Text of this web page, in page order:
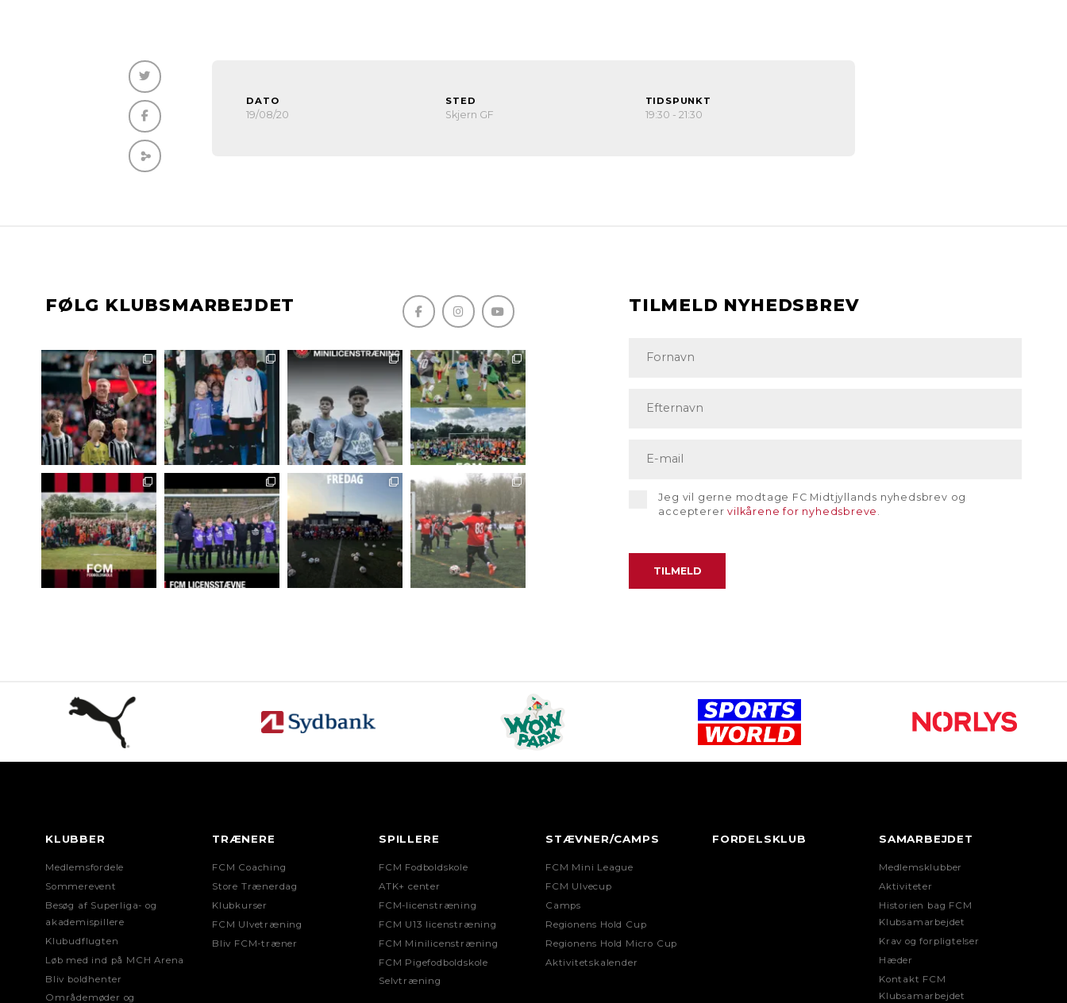
DATO
19/08/20
STED
Skjern GF
TIDSPUNKT
19:30 - 21:30
FØLG KLUBSMARBEJDET TILMELD NYHEDSBREV
Jeg vil gerne modtage FC Midtjyllands nyhedsbrev og
accepterervilkårene for nyhedsbreve .
KLUBBER
Medlemsfordele
Sommerevent
Besøg af Superliga- og
akademispillere
Klubudflugten
Løb med ind på MCH Arena
Bliv boldhenter
Områdemøder og
TRÆNERE
FCM Coaching
Store Trænerdag
Klubkurser
FCM Ulvetræning
Bliv FCM-træner
SPILLERE
FCM Fodboldskole
ATK+ center
FCM-licenstræning
FCM U13 licenstræning
FCM Minilicenstræning
FCM Pigefodboldskole
Selvtræning
STÆVNER/CAMPS
FCM Mini League
FCM Ulvecup
Camps
Regionens Hold Cup
Regionens Hold Micro Cup
Aktivitetskalender
FORDELSKLUB SAMARBEJDET
Medlemsklubber
Aktiviteter
Historien bag FCM
Klubsamarbejdet
Krav og forpligtelser
Hæder
Kontakt FCM
Klubsamarbejdet